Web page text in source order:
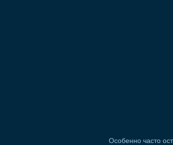
Особенно часто